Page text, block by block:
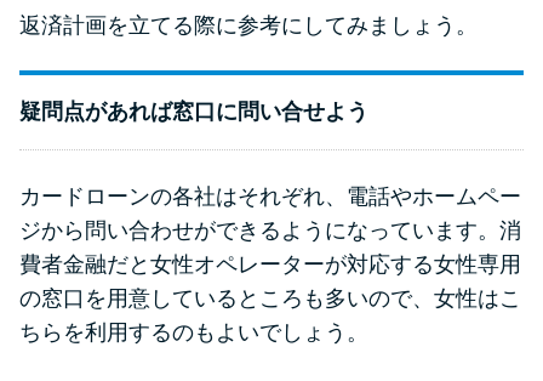
返済計画を立てる際に参考にしてみましょう。
疑問点があれば窓口に問い合せよう
カードローンの各社はそれぞれ、電話やホームペー
ジから問い合わせができるようになっています。消
費者金融だと女性オペレーターが対応する女性専用
の窓口を用意しているところも多いので、女性はこ
ちらを利用するのもよいでしょう。